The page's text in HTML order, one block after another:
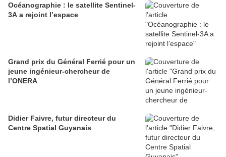
Océanographie : le satellite Sentinel-
3A a rejoint l’espace
Grand prix du Général Ferrié pour un
jeune ingénieur-chercheur de
l’ONERA
Didier Faivre, futur directeur du
Centre Spatial Guyanais